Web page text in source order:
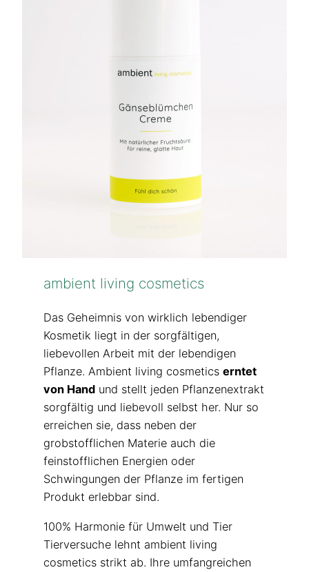
ambient living cosmetics
Das Geheimnis von wirklich lebendiger
Kosmetik liegt in der sorgfältigen,
liebevollen Arbeit mit der lebendigen
Pflanze. Ambient living cosmetics erntet
von Handund stellt jeden Pflanzenextrakt
sorgfältig und liebevoll selbst her. Nur so
erreichen sie, dass neben der
grobstofflichen Materie auch die
feinstofflichen Energien oder
Schwingungen der Pflanze im fertigen
Produkt erlebbar sind.
100% Harmonie für Umwelt und Tier
Tierversuche lehnt ambient living
cosmetics strikt ab. Ihre umfangreichen